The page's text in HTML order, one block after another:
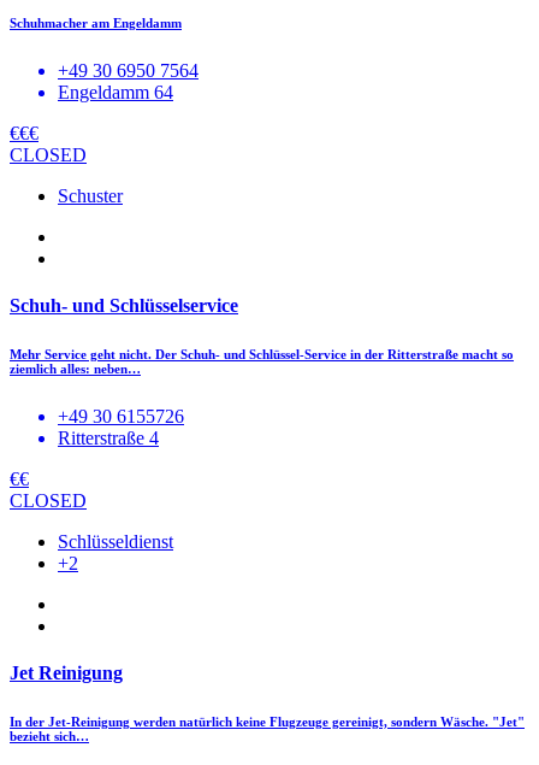
Schuhmacher am Engeldamm
+49 30 6950 7564
Engeldamm 64
€€€
CLOSED
Schuster
Schuh- und Schlüsselservice
Mehr Service geht nicht. Der Schuh- und Schlüssel-Service in der Ritterstraße macht so
ziemlich alles: neben…
+49 30 6155726
Ritterstraße 4
€€
CLOSED
Schlüsseldienst
+2
Jet Reinigung
In der Jet-Reinigung werden natürlich keine Flugzeuge gereinigt, sondern Wäsche. "Jet"
bezieht sich…